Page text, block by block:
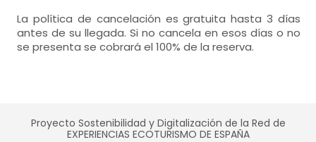
- habitación con cuarto de baño. Incluye:
WC,
lavabo, bañera, toallas,
La política de cancelación es gratuita hasta 3 días
antes de su llegada. Si no cancela en esos días o no
se presenta se cobrará el 100% de la reserva.
Proyecto Sostenibilidad y Digitalización de la Red de
EXPERIENCIAS ECOTURISMO DE ESPAÑA